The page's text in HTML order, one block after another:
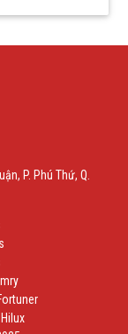
P. Phú Thứ, Q.